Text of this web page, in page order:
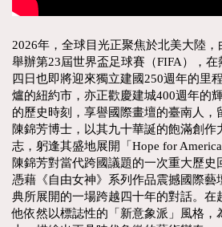
2026年，全球目光正聚焦於北美大陸
舉辦第23屆世界盃足球賽（FIFA），在
四日也即將迎來獨立建國250週年的里
爐的紐約市，亦正歡慶建城400週年的
的歷史時刻，享譽國際畫壇的臺南人，
陳錦芳博士，以其九十華誕的飽滿創作
志，躬逢其盛地展開「Hope for
陳錦芳對當代跨國議題的一次重大歷史
憑藉《自由女神》系列作品震撼國際藝
典所展開的一場跨越四十年的對話。在
他依然以標誌性的「新意象派」風格，